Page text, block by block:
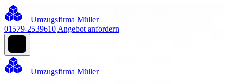
Umzugsfirma Müller
01579-2539610 Angebot anfordern
Umzugsfirma Müller